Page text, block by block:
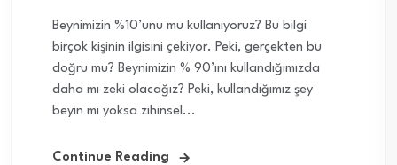
Beynimizin %10’unu mu kullanıyoruz? Bu bilgi
birçok kişinin ilgisini çekiyor. Peki, gerçekten bu
doğru mu? Beynimizin % 90’ını kullandığımızda
daha mı zeki olacağız? Peki, kullandığımız şey
beyin mi yoksa zihinsel...
Continue Reading